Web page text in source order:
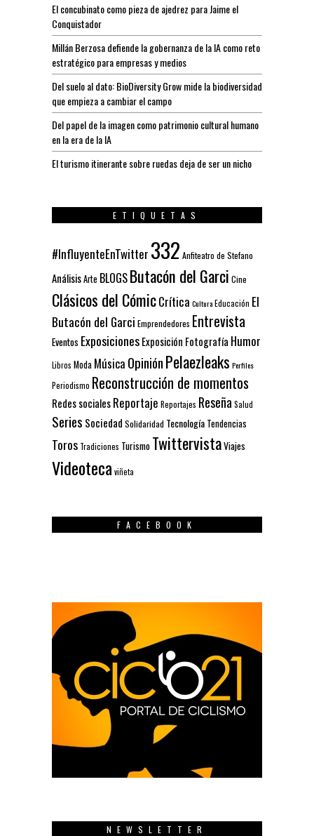
El concubinato como pieza de ajedrez para Jaime el
Conquistador
Millán Berzosa defiende la gobernanza de la IA como reto
estratégico para empresas y medios
Del suelo al dato: BioDiversity Grow mide la biodiversidad
que empieza a cambiar el campo
Del papel de la imagen como patrimonio cultural humano
en la era de la IA
El turismo itinerante sobre ruedas deja de ser un nicho
ETIQUETAS
#InfluyenteEnTwitter 332 Anfiteatro de Stefano
AnálisisArte BLOGSButacón del Garci Cine
Clásicos del CómicCrítica CulturaEducación El
Butacón del Garci Emprendedores Entrevista
Eventos ExposicionesExposición Fotografía Humor
Libros Moda Música OpiniónPelaezleaks Perfiles
Periodismo Reconstrucción de momentos
Redes socialesReportaje Reportajes Reseña Salud
Series Sociedad Solidaridad Tecnología Tendencias
Toros Tradiciones Turismo TwittervistaViajes
Videoteca viñeta
FACEBOOK
NEWSLETTER